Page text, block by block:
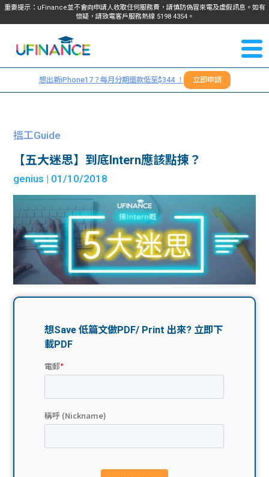
重要提示：uFinance並不會向申請人收取任何服務費，請慎防偽冒來電及虛假訊息。如有
懷疑，請致電客戶服務熱線 5198 4354。
我們
服務
貸款
貸款
計算
學生
大學
資訊
Blog
大專
工推
搵工
Gui
常見
問題
福利
nce
校園
我們
們
＋
想出新iPhone17？每月分期還款低至$344 ！ 立即申請
搵工Guide
【五大迷思】到底Intern應該點揀？
genius | 01/10/2018